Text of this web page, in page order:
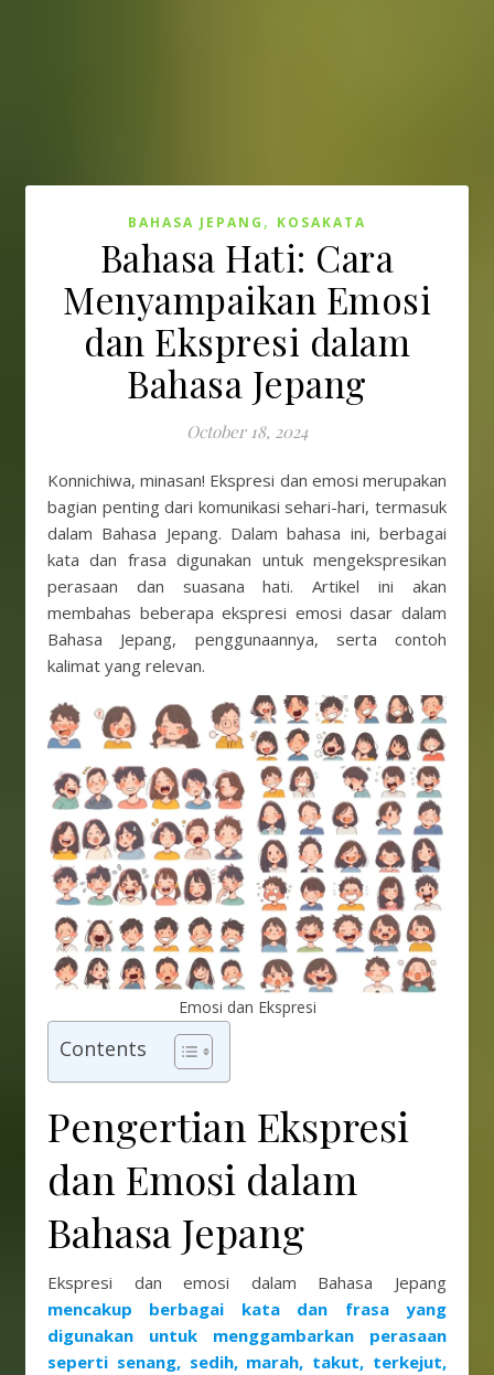
BAHASA JEPANG , KOSAKATA
Bahasa Hati: Cara
Menyampaikan Emosi
dan Ekspresi dalam
Bahasa Jepang
October 18, 2024
Konnichiwa, minasan! Ekspresi dan emosi merupakan
bagian penting dari komunikasi sehari-hari, termasuk
dalam Bahasa Jepang. Dalam bahasa ini, berbagai
kata dan frasa digunakan untuk mengekspresikan
perasaan dan suasana hati. Artikel ini akan
membahas beberapa ekspresi emosi dasar dalam
Bahasa Jepang, penggunaannya, serta contoh
kalimat yang relevan.
Emosi dan Ekspresi
Contents
Pengertian Ekspresi
dan Emosi dalam
Bahasa Jepang
Ekspresi dan emosi dalam Bahasa Jepang
mencakup berbagai kata dan frasa yang
digunakan untuk menggambarkan perasaan
seperti senang, sedih, marah, takut, terkejut,